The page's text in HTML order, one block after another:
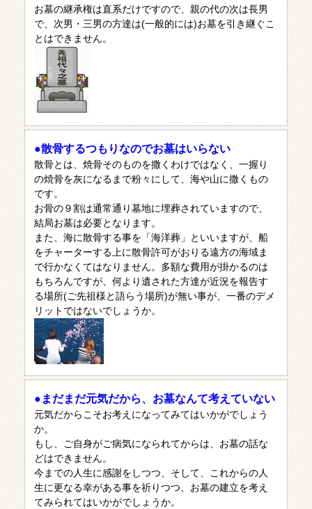
お墓の継承権は直系だけですので、親の代の次は長男
で、次男・三男の方達は(一般的には)お墓を引き継ぐこ
とはできません。
●散骨するつもりなのでお墓はいらない
散骨とは、焼骨そのものを撒くわけではなく、一握り
の焼骨を灰になるまで粉々にして、海や山に撒くもの
です。
お骨の９割は通常通り墓地に埋葬されていますので、
結局お墓は必要となります。
また、海に散骨する事を「海洋葬」といいますが、船
をチャーターする上に散骨許可がおりる遠方の海域ま
で行かなくてはなりません。多額な費用が掛かるのは
もちろんですが、何より遺された方達が近況を報告す
る場所(ご先祖様と語らう場所)が無い事が、一番のデメ
リットではないでしょうか。
●まだまだ元気だから、お墓なんて考えていない
元気だからこそお考えになってみてはいかがでしょう
か。
もし、ご自身がご病気になられてからは、お墓の話な
どはできません。
今までの人生に感謝をしつつ、そして、これからの人
生に更なる幸がある事を祈りつつ、お墓の建立を考え
てみられてはいかがでしょうか。